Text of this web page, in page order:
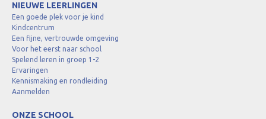
NIEUWE LEERLINGEN
Een goede plek voor je kind
Kindcentrum
Een fijne, vertrouwde omgeving
Voor het eerst naar school
Spelend leren in groep 1-2
Ervaringen
Kennismaking en rondleiding
Aanmelden
ONZE SCHOOL